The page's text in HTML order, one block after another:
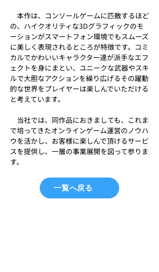
本作は、コンソールゲームに匹敵するほど
の、ハイクオリティな3Dグラフィックのモ
ーションがスマートフォン環境でもスムーズ
に美しく表現されるところが特徴です。コミ
カルでかわいいキャラクター達が派手なエフ
ェクトを身にまとい、ユニークな武器やスキ
ルで大胆なアクションを繰り広げるその躍動
的な世界をプレイヤーは楽しんでいただける
と考えています。
当社では、同作品におきましても、これま
で培ってきたオンラインゲーム運営のノウハ
ウを活かし、お客様に楽しんで頂けるサービ
スを提供し、一層の事業展開を図って参りま
す。
一覧へ戻る